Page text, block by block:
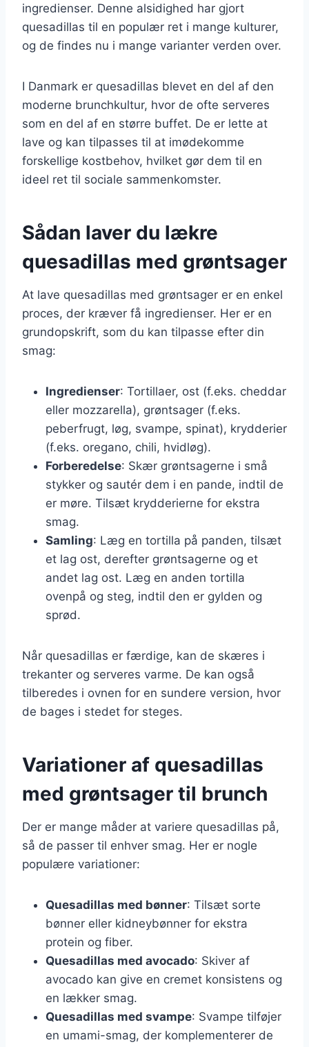
ingredienser. Denne alsidighed har gjort
quesadillas til en populær ret i mange kulturer,
og de findes nu i mange varianter verden over.
I Danmark er quesadillas blevet en del af den
moderne brunchkultur, hvor de ofte serveres
som en del af en større buffet. De er lette at
lave og kan tilpasses til at imødekomme
forskellige kostbehov, hvilket gør dem til en
ideel ret til sociale sammenkomster.
Sådan laver du lækre
quesadillas med grøntsager
At lave quesadillas med grøntsager er en enkel
proces, der kræver få ingredienser. Her er en
grundopskrift, som du kan tilpasse efter din
smag:
Ingredienser: Tortillaer, ost (f.eks. cheddar
eller mozzarella), grøntsager (f.eks.
peberfrugt, løg, svampe, spinat), krydderier
(f.eks. oregano, chili, hvidløg).
Forberedelse: Skær grøntsagerne i små
stykker og sautér dem i en pande, indtil de
er møre. Tilsæt krydderierne for ekstra
smag.
Samling: Læg en tortilla på panden, tilsæt
et lag ost, derefter grøntsagerne og et
andet lag ost. Læg en anden tortilla
ovenpå og steg, indtil den er gylden og
sprød.
Når quesadillas er færdige, kan de skæres i
trekanter og serveres varme. De kan også
tilberedes i ovnen for en sundere version, hvor
de bages i stedet for steges.
Variationer af quesadillas
med grøntsager til brunch
Der er mange måder at variere quesadillas på,
så de passer til enhver smag. Her er nogle
populære variationer:
Quesadillas med bønner: Tilsæt sorte
bønner eller kidneybønner for ekstra
protein og fiber.
Quesadillas med avocado: Skiver af
avocado kan give en cremet konsistens og
en lækker smag.
Quesadillas med svampe: Svampe tilføjer
en umami-smag, der komplementerer de